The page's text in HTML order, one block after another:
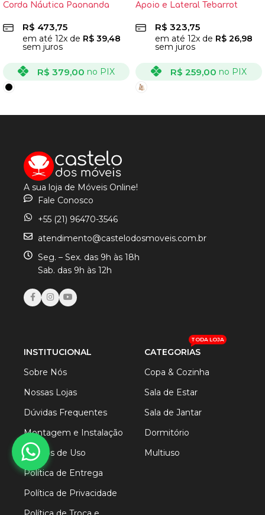
Corda Náutica Paonanda
R$ 473,75
em até 12x de R$ 39,48
sem juros
R$ 379,00 no PIX
Apoio e Lateral Tebarrot
R$ 323,75
em até 12x de R$ 26,98
sem juros
R$ 259,00 no PIX
A sua loja de Móveis Online!
Fale Conosco
+55 (21) 96470-3546
atendimento@castelodosmoveis.com.br
Seg. – Sex. das 9h às 18h
Sab. das 9h às 12h
INSTITUCIONAL
Sobre Nós
Nossas Lojas
Dúvidas Frequentes
Montagem e Instalação
Termos de Uso
Política de Entrega
Política de Privacidade
CATEGORIAS
TODA LOJA
Copa & Cozinha
Sala de Estar
Sala de Jantar
Dormitório
Multiuso